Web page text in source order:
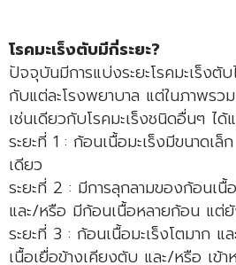
โรคมะเร็งตับมีกี่ระยะ?
ปัจจุบันมีการแบ่งระยะโรคมะเร็งตั
กับแต่ละโรงพยาบาล แต่ในภาพร
เช่นเดียวกับโรคมะเร็งชนิดอื่นๆ ได้
ระยะที่ 1 : ก้อนเนื้อมะเร็งมีขนาดเ
เดียว
ระยะที่ 2 : มีการลุกลามของก้อนเนื้
และ/หรือ มีก้อนเนื้อหลายก้อน แต่
ระยะที่ 3 : ก้อนเนื้อมะเร็งโตมาก แ
เนื้อเยื่อข้างเคียงตับ และ/หรือ เข้